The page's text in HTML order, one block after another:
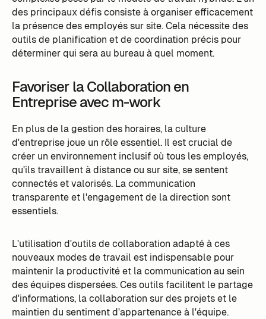
des principaux défis consiste à organiser efficacement
la présence des employés sur site. Cela nécessite des
outils de planification et de coordination précis pour
déterminer qui sera au bureau à quel moment.
Favoriser la Collaboration en
Entreprise avec m-work
En plus de la gestion des horaires, la culture
d'entreprise joue un rôle essentiel. Il est crucial de
créer un environnement inclusif où tous les employés,
qu'ils travaillent à distance ou sur site, se sentent
connectés et valorisés. La communication
transparente et l'engagement de la direction sont
essentiels.
L'utilisation d'outils de collaboration adapté à ces
nouveaux modes de travail est indispensable pour
maintenir la productivité et la communication au sein
des équipes dispersées. Ces outils facilitent le partage
d'informations, la collaboration sur des projets et le
maintien du sentiment d'appartenance à l'équipe.